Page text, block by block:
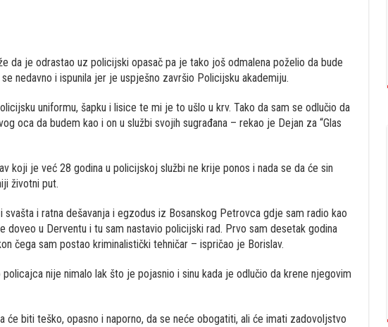
da je odrastao uz policijski opasač pa je tako još odmalena poželio da bude
nedavno i ispunila jer je uspješno završio Policijsku akademiju.
uniformu, šapku i lisice te mi je to ušlo u krv. Tako da sam se odlučio da
oca da budem kao i on u službi svojih sugrađana – rekao je Dejan za “Glas
koji je već 28 godina u policijskoj službi ne krije ponos i nada se da će sin
životni put.
svašta i ratna dešavanja i egzodus iz Bosanskog Petrovca gdje sam radio kao
doveo u Derventu i tu sam nastavio policijski rad. Prvo sam desetak godina
čega sam postao kriminalistički tehničar – ispričao je Borislav.
nije nimalo lak što je pojasnio i sinu kada je odlučio da krene njegovim
će biti teško, opasno i naporno, da se neće obogatiti, ali će imati zadovoljstvo